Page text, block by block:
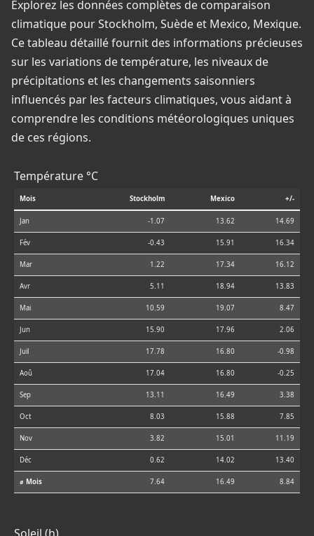
Explorez les données complètes de comparaison
climatique pour Stockholm, Suède et Mexico, Mexique.
Ce tableau détaillé fournit des informations précieuses
sur les variations de température, les niveaux de
précipitations et les changements saisonniers
influencés par les facteurs climatiques, vous aidant à
comprendre les conditions météorologiques uniques
de ces régions.
Température °C
Mois Stockholm Mexico +/-
Jan -1.07 13.62 14.69
Fév -0.43 15.91 16.34
Mar 1.22 17.34 16.12
Avr 5.11 18.94 13.83
Mai 10.59 19.07 8.47
Jun 15.90 17.96 2.06
Juil 17.78 16.80 -0.98
Aoû 17.04 16.80 -0.25
Sep 13.11 16.49 3.38
Oct 8.03 15.88 7.85
Nov 3.82 15.01 11.19
Déc 0.62 14.02 13.40
⌀ Mois 7.64 16.49 8.84